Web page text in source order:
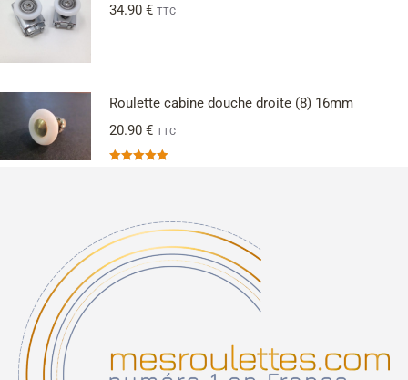
34.90 € TTC
Roulette cabine douche droite (8) 16mm
20.90 € TTC